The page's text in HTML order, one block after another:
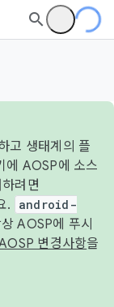
고 생태계의 플
에 AOSP에 소스
려면
.
android-
AOSP에 푸시
변경사항을